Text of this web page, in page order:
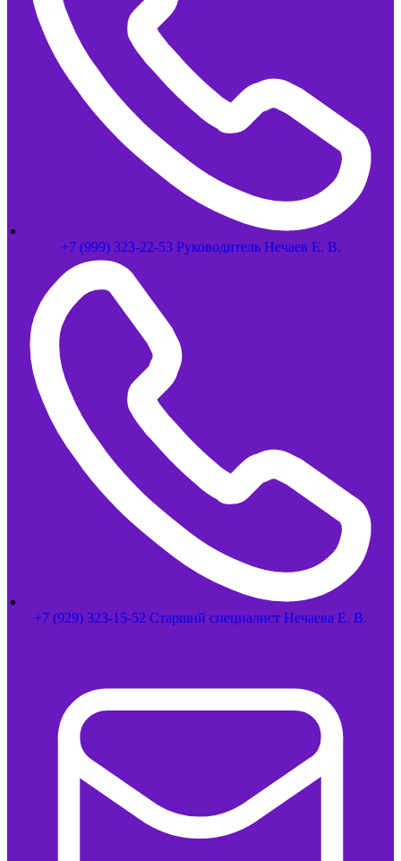
+7 (999) 323-22-53 Руководитель Нечаев Е. В.
+7 (929) 323-15-52 Старший специалист Нечаева Е. В.